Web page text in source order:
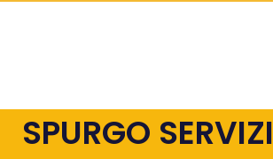
SPURGO SERVIZI